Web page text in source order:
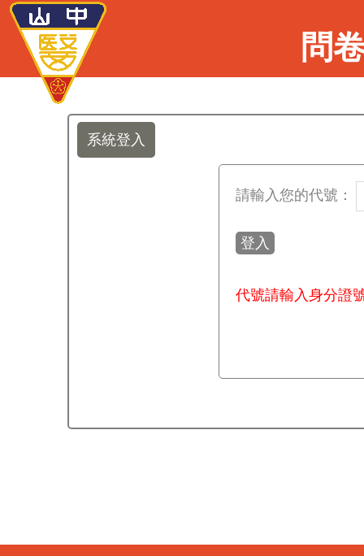
問
系統登入
請輸入您的代號：
代號請輸入身分證